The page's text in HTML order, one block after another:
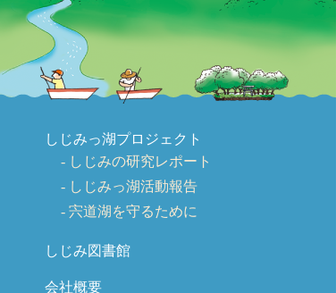
しじみっ湖プロジェクト
しじみの研究レポート
しじみっ湖活動報告
宍道湖を守るために
しじみ図書館
会社概要